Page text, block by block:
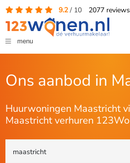
9.2/ 10 2077reviews
menu
Ons aanbod in
Huurwoningen Maastricht
Maastricht verhuren